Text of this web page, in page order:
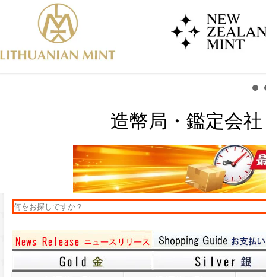
造幣局・鑑定会